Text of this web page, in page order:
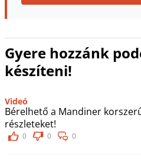
Gyere hozzánk
készíteni!
Videó
Bérelhető a Mandiner
részleteket!
0 0 0